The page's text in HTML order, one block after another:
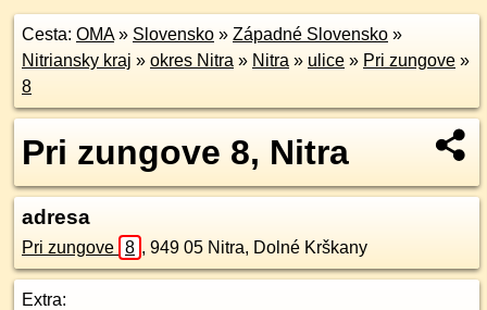
Cesta: OMA» Slovensko » Západné Slovensko »
Nitriansky kraj » okres Nitra » Nitra » ulice » Pri zungove »
8
Pri zungove 8, Nitra
adresa
Pri zungove 8 , 949 05 Nitra, Dolné Krškany
Extra: